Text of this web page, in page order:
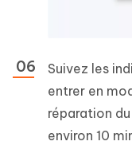
Suivez les
entrer en
réparation
environ 10